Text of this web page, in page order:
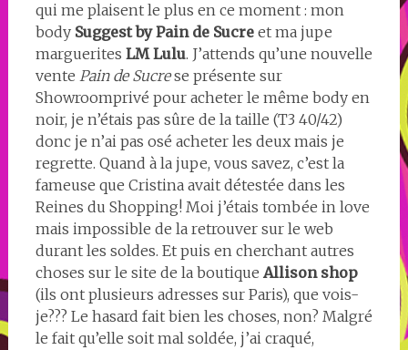
qui me plaisent le plus en ce moment : mon
body Suggest by Pain de Sucreet ma jupe
marguerites LM Lulu. J’attends qu’une nouvelle
vente Pain de Sucrese présente sur
Showroomprivé pour acheter le même body en
noir, je n’étais pas sûre de la taille (T3 40/42)
donc je n’ai pas osé acheter les deux mais je
regrette. Quand à la jupe, vous savez, c’est la
fameuse que Cristina avait détestée dans les
Reines du Shopping! Moi j’étais tombée in love
mais impossible de la retrouver sur le web
durant les soldes. Et puis en cherchant autres
choses sur le site de la boutique Allison shop
(ils ont plusieurs adresses sur Paris), que vois-
je??? Le hasard fait bien les choses, non? Malgré
le fait qu’elle soit mal soldée, j’ai craqué,